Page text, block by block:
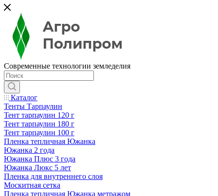
Современные технологии земледелия
Каталог
Тенты Тарпаулин
Тент тарпаулин 120 г
Тент тарпаулин 180 г
Тент тарпаулин 100 г
Пленка тепличная Южанка
Южанка 2 года
Южанка Плюс 3 года
Южанка Люкс 5 лет
Пленка для внутреннего слоя
Москитная сетка
Пленка тепличная Южанка метражом